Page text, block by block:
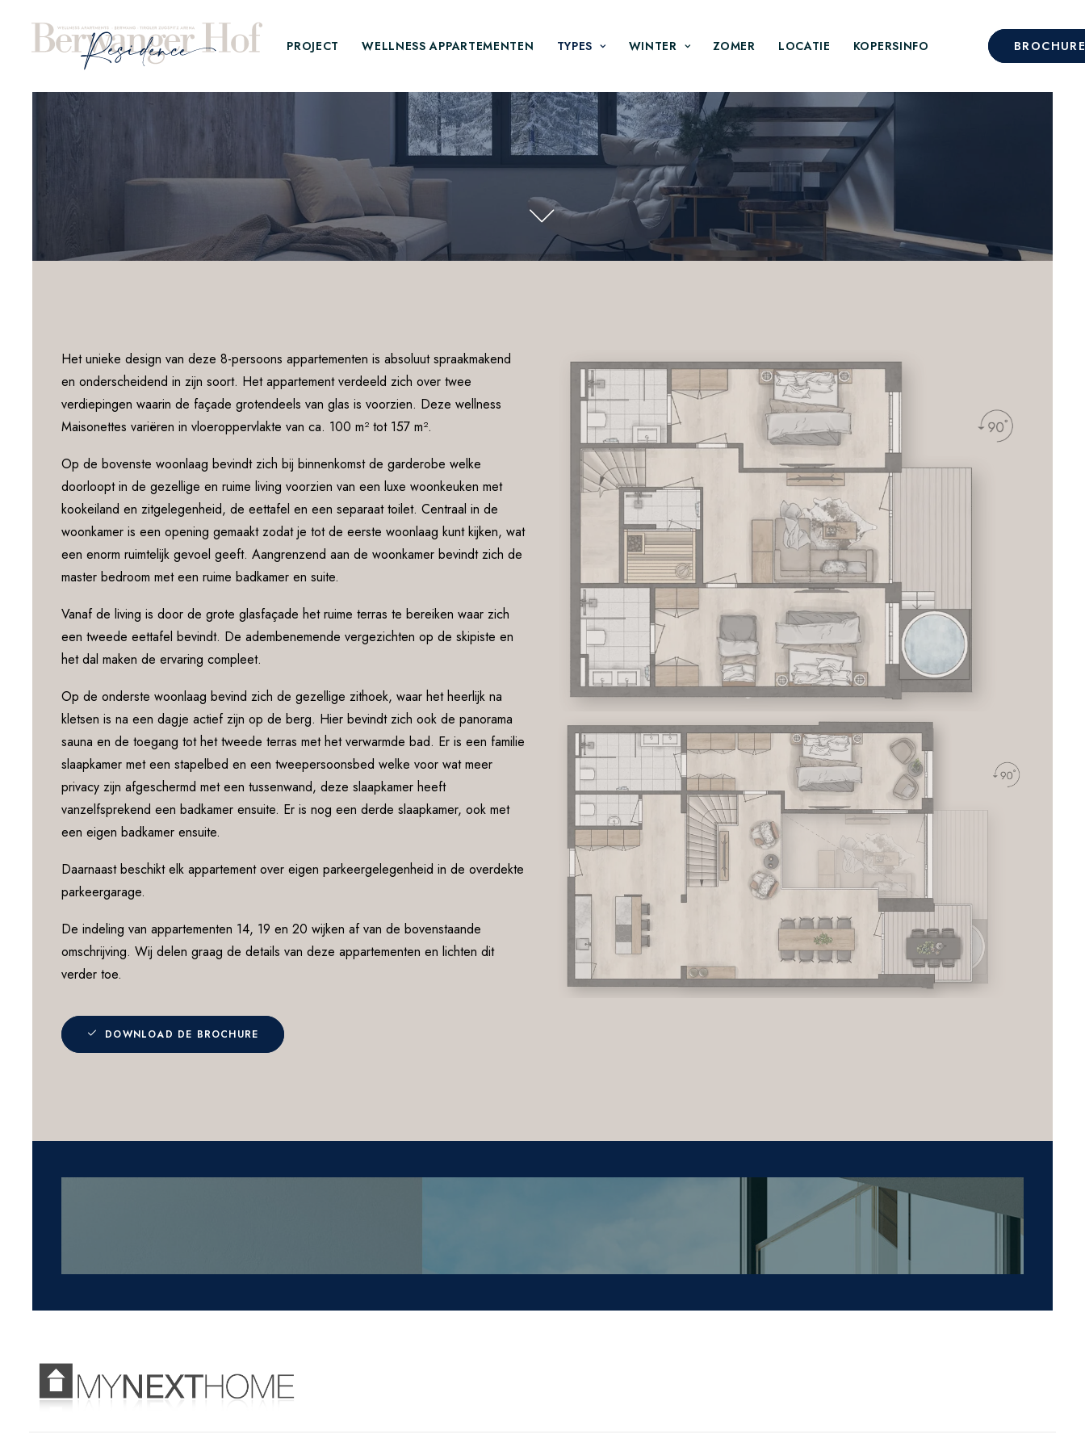
PROJECT WELLNESS APPARTEMENTEN TYPES WINTER ZOMER LOCATIE KOPERSINFO
Het unieke design van deze 8-persoons appartementen is absoluut spraakmakend
en onderscheidend in zijn soort. Het appartement verdeeld zich over twee
verdiepingen waarin de façade grotendeels van glas is voorzien. Deze wellness
Maisonettes variëren in vloeroppervlakte van ca. 100 m² tot 157 m².
Op de bovenste woonlaag bevindt zich bij binnenkomst de garderobe welke
doorloopt in de gezellige en ruime living voorzien van een luxe woonkeuken met
kookeiland en zitgelegenheid, de eettafel en een separaat toilet. Centraal in de
woonkamer is een opening gemaakt zodat je tot de eerste woonlaag kunt kijken, wat
een enorm ruimtelijk gevoel geeft. Aangrenzend aan de woonkamer bevindt zich de
master bedroom met een ruime badkamer en suite.
Vanaf de living is door de grote glasfaçade het ruime terras te bereiken waar zich
een tweede eettafel bevindt. De adembenemende vergezichten op de skipiste en
het dal maken de ervaring compleet.
Op de onderste woonlaag bevind zich de gezellige zithoek, waar het heerlijk na
kletsen is na een dagje actief zijn op de berg. Hier bevindt zich ook de panorama
sauna en de toegang tot het tweede terras met het verwarmde bad. Er is een familie
slaapkamer met een stapelbed en een tweepersoonsbed welke voor wat meer
privacy zijn afgeschermd met een tussenwand, deze slaapkamer heeft
vanzelfsprekend een badkamer ensuite. Er is nog een derde slaapkamer, ook met
een eigen badkamer ensuite.
Daarnaast beschikt elk appartement over eigen parkeergelegenheid in de overdekte
parkeergarage.
De indeling van appartementen 14, 19 en 20 wijken af van de bovenstaande
omschrijving. Wij delen graag de details van deze appartementen en lichten dit
verder toe.
DOWNLOAD DE BROCHURE